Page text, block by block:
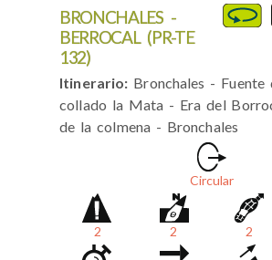
BRONCHALES -
BERROCAL (PR-TE
132)
Itinerario: Bronchales - Fuente
collado la Mata - Era del
de la colmena - Bronchales
Circular
2 2 2